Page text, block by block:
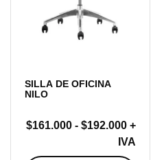
SILLA DE OFICINA
NILO
$161.000 - $192.000Rango
de
+
IVA